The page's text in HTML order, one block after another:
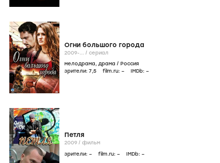
Огни большого города
2009-... / сериал
мелодрама, драма / Россия
зрители: 7,5 film.ru: – IMDb: –
Петля
2009 / фильм
зрители: – film.ru: – IMDb: –